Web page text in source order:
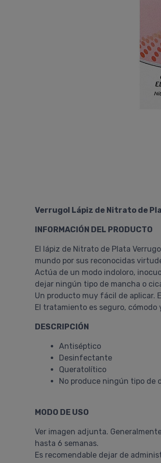
Verrugol Lápiz de Nitrato de
INFORMACIÓN DEL PRODUCTO
El lápiz de Nitrato de Plata
mundo por sus reconocidas
Actúa de un modo indoloro,
dejar ningún tipo de mancha o
Un producto muy fácil de aplicar.
El tratamiento es seguro, cómodo
DESCRIPCIÓN
Antiséptico
Desinfectante
Queratolítico
No produce ningún tipo de
MODO DE USO
Ver imagen adjunta.
hasta 6 semanas.
Es recomendable dejar de